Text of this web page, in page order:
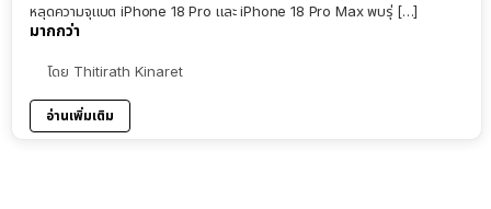
หลุดความจุแบต iPhone 18 Pro และ iPhone 18 Pro Max พบรุ่ […]
มากกว่า
โดย Thitirath Kinaret
อ่านเพิ่มเติม